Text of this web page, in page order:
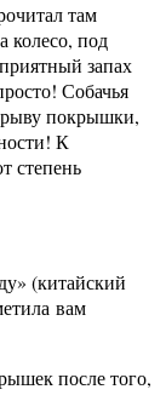
там
колесо, под
запах
Собачья
покрышки,
К
степень
(китайский
вам
после того,